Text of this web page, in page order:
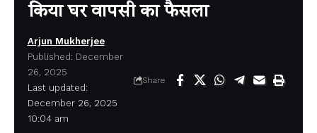
किया घर वापसी का फैसला
Last updated:
December 26, 2025
10:04 am
Arjun Mukherjee
Published: December
26, 2025
Share